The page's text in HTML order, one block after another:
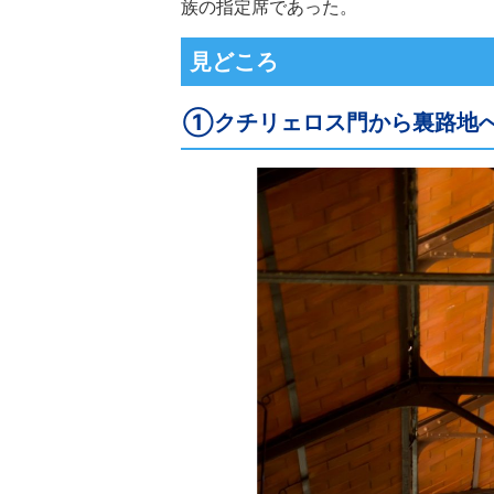
族の指定席であった。
見どころ
①クチリェロス門から裏路地